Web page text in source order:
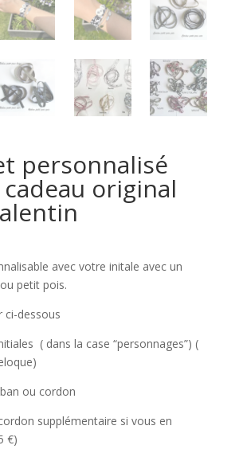
personnalisé
original
avec votre initale avec un
petit pois.
ci-dessous
( dans la case “personnages”) (
ou cordon
supplémentaire si vous en
€)